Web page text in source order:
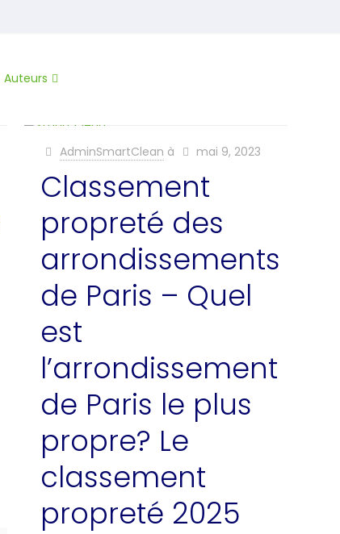
Auteurs
AdminSmartClean à mai 9, 2023
Classement
propreté des
arrondissements
de Paris – Quel
est
l’arrondissement
de Paris le plus
propre? Le
classement
propreté 2025